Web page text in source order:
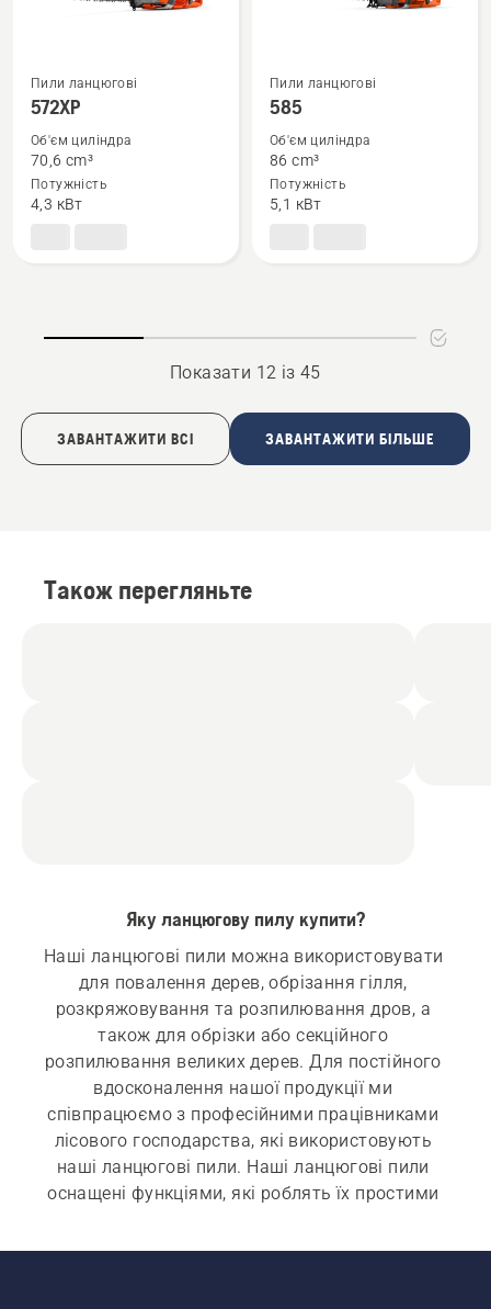
Переглянути
більше
деталей
572XP
Пили ланцюгові
572XP
Об'єм циліндра
70,6 cm³
Потужність
4,3 кВт
Переглянути
більше
деталей
585
Пили ланцюгові
585
Об'єм циліндра
86 cm³
Потужність
5,1 кВт
Показати 12 із 45
ЗАВАНТАЖИТИ ВСІ ЗАВАНТАЖИТИ БІЛЬШЕ
Також перегляньте
Яку ланцюгову пилу купити?
Наші ланцюгові пили можна використовувати
для повалення дерев, обрізання гілля,
розкряжовування та розпилювання дров, а
також для обрізки або секційного
розпилювання великих дерев. Для постійного
вдосконалення нашої продукції ми
співпрацюємо з професійними працівниками
лісового господарства, які використовують
наші ланцюгові пили. Наші ланцюгові пили
оснащені функціями, які роблять їх простими
водночас забезпечуючи потужність для